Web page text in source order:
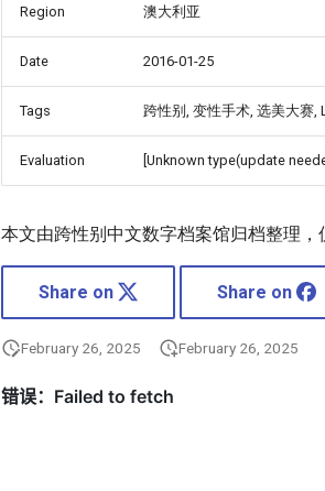
Region 澳大利亚
Date 2016-01-25
Tags 跨性别, 变性手术, 选美大赛,
Evaluation [Unknown type(update
本文由跨性别中文数字档案馆归档整理，
Share on Share on
February 26, 2025 February 26, 2025